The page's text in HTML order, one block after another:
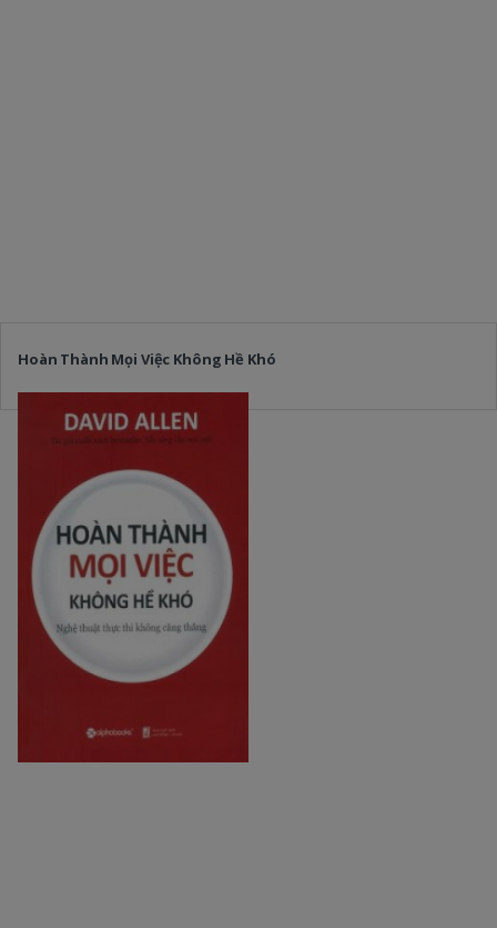
Hoàn Thành Mọi Việc Không Hề Khó